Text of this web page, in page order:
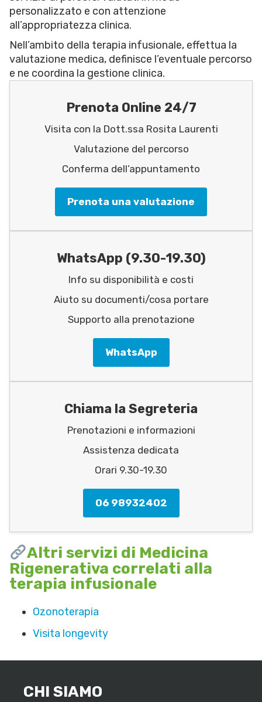
personalizzato e con attenzione
all’appropriatezza clinica.
Nell’ambito della terapia infusionale, effettua la
valutazione medica, definisce l’eventuale percorso
e ne coordina la gestione clinica.
Prenota Online 24/7
Visita con la Dott.ssa Rosita Laurenti
Valutazione del percorso
Conferma dell’appuntamento
Prenota una valutazione
WhatsApp (9.30-19.30)
Info su disponibilità e costi
Aiuto su documenti/cosa portare
Supporto alla prenotazione
WhatsApp
Chiama la Segreteria
Prenotazioni e informazioni
Assistenza dedicata
Orari 9.30-19.30
06 98932402
Altri servizi di Medicina
Rigenerativa correlati alla
terapia infusionale
Ozonoterapia
Visita longevity
CHI SIAMO